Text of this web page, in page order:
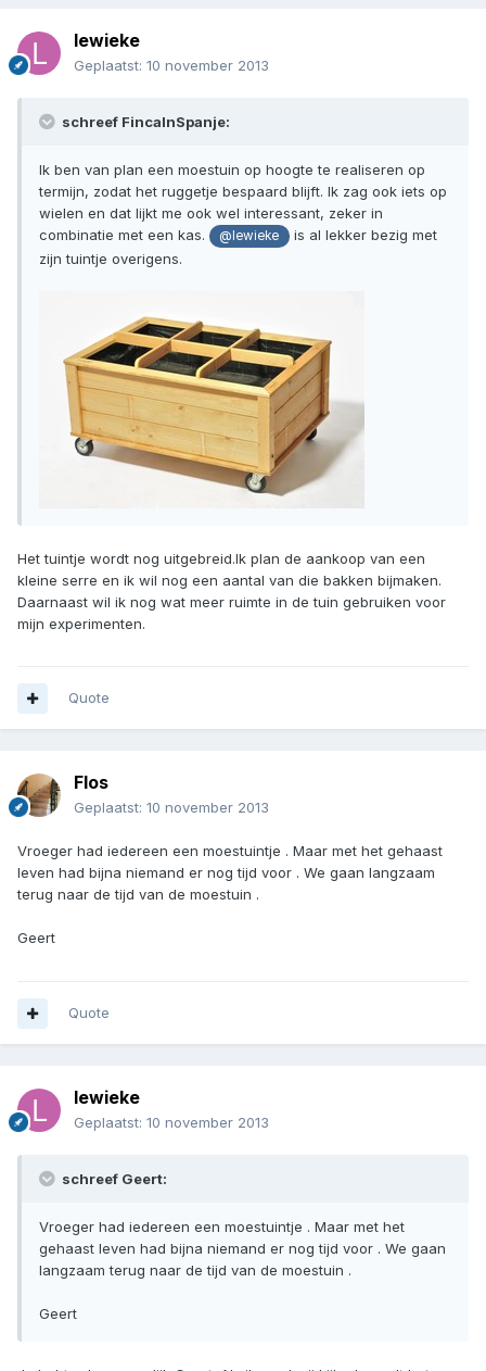
lewieke
Geplaatst: 10 november 2013
schreef FincaInSpanje:
Ik ben van plan een moestuin op hoogte te realiseren op
termijn, zodat het ruggetje bespaard blijft. Ik zag ook iets op
wielen en dat lijkt me ook wel interessant, zeker in
combinatie met een kas.
@lewieke
is al lekker bezig met
zijn tuintje overigens.
Het tuintje wordt nog uitgebreid.Ik plan de aankoop van een
kleine serre en ik wil nog een aantal van die bakken bijmaken.
Daarnaast wil ik nog wat meer ruimte in de tuin gebruiken voor
mijn experimenten.
Quote
Flos
Geplaatst: 10 november 2013
Vroeger had iedereen een moestuintje . Maar met het gehaast
leven had bijna niemand er nog tijd voor . We gaan langzaam
terug naar de tijd van de moestuin .
Geert
Quote
lewieke
Geplaatst: 10 november 2013
schreef Geert:
Vroeger had iedereen een moestuintje . Maar met het
gehaast leven had bijna niemand er nog tijd voor . We gaan
langzaam terug naar de tijd van de moestuin .
Geert